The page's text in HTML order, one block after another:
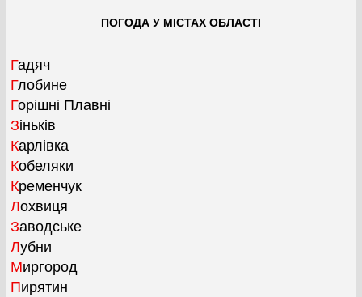
ПОГОДА У МІСТАХ ОБЛАСТІ
Гадяч
Глобине
Горішні Плавні
Зіньків
Карлівка
Кобеляки
Кременчук
Лохвиця
Заводське
Лубни
Миргород
Пирятин